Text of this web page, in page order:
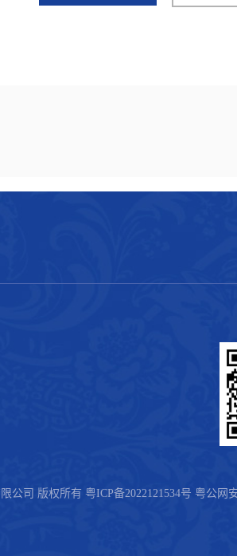
公司 版权所有 粤ICP备2022121534号 粤公网